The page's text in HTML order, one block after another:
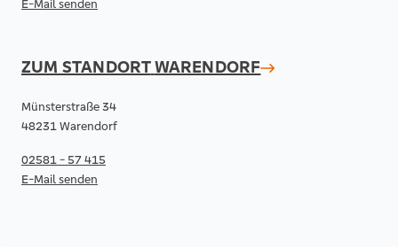
E-Mail senden
ZUM STANDORTWARENDORF
Münsterstraße 34
48231 Warendorf
02581 - 57 415
E-Mail senden